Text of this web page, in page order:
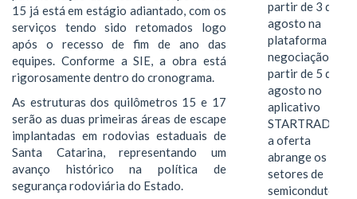
15 já está em estágio adiantado, com os
serviços tendo sido retomados logo
após o recesso de fim de ano das
equipes. Conforme a SIE, a obra está
rigorosamente dentro do cronograma.
As estruturas dos quilômetros 15 e 17
serão as duas primeiras áreas de escape
implantadas em rodovias estaduais de
Santa Catarina, representando um
avanço histórico na política de
segurança rodoviária do Estado.
partir de 3 de
agosto na
plataforma de
negociação e a
partir de 5 de
agosto no
aplicativo
STARTRADER,
a oferta
abrange os
setores de
semicondutores,